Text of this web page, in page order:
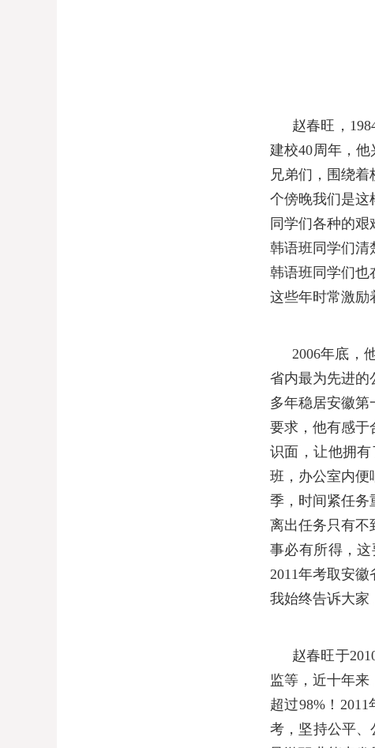
赵春旺，
建校40周年，
兄弟们，围绕
个傍晚我们是这
同学们各种的
韩语班同学们清
韩语班同学们也
这些年时常激励
2006年底，
省内最为先进的
多年稳居安徽
要求，他有感于
识面，让他拥
班，办公室内便
季，时间紧任务
离出任务只有不
事必有所得，
2011年考取安徽
我始终告诉大家
赵春旺于
监等，近十年
超过98%！ 2011
考，坚持公平、